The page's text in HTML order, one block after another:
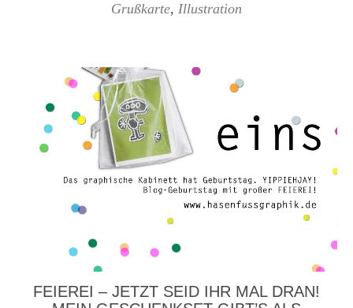
Grußkarte, Illustration
FEIEREI – JETZT SEID IHR MAL DRAN!